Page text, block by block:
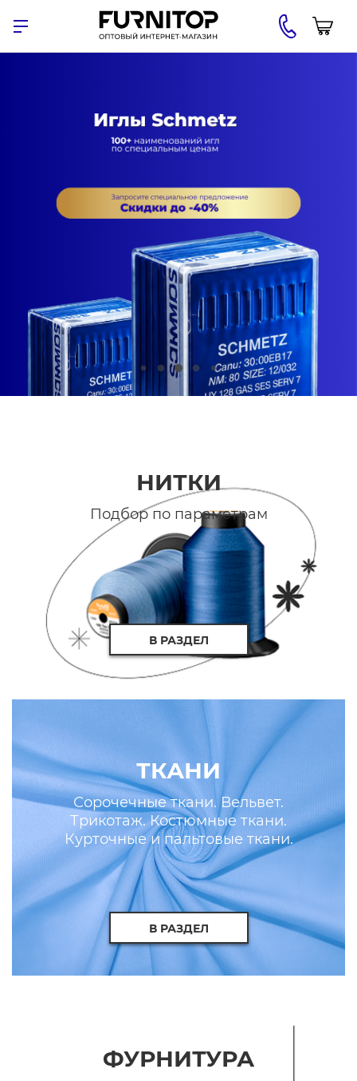
НИТКИ
Подбор по параметрам
В РАЗДЕЛ
ТКАНИ
Сорочечные ткани. Вельвет.
Трикотаж. Костюмные ткани.
Курточные и пальтовые ткани.
Искусственные кожа и мех.
В РАЗДЕЛ
ФУРНИТУРА